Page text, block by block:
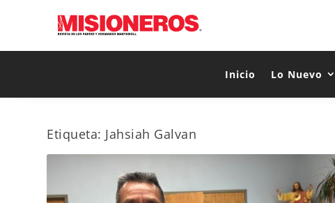
Inicio Lo Nuevo
Etiqueta: Jahsiah Galvan